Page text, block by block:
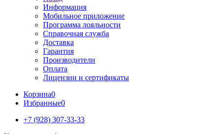
Информация
Мобильное приложение
Программа лояльности
Справочная служба
Доставка
Гарантия
Производители
Оплата
Лицензии и сертификаты
Корзина0
Избранные0
+7 (928) 307-33-33